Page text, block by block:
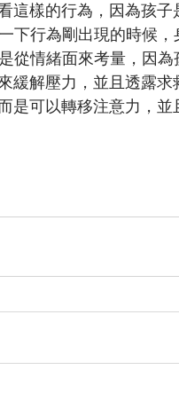
樣的行為，因為孩子
下行為剛出現的時候
從情緒面來考量，因
緩解壓力，並且透露求
是可以轉移注意力，並